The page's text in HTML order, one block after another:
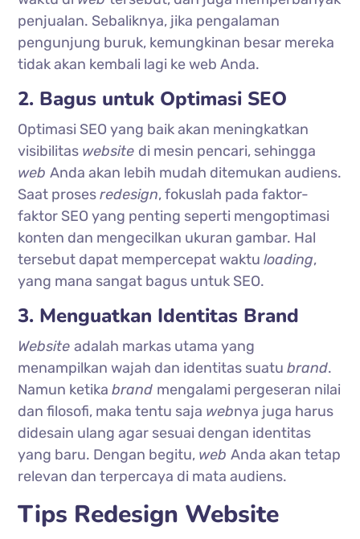
penjualan. Sebaliknya, jika pengalaman
pengunjung buruk, kemungkinan besar mereka
tidak akan kembali lagi ke web Anda.
2. Bagus untuk Optimasi SEO
Optimasi SEO yang baik akan meningkatkan
visibilitas website di mesin pencari, sehingga
webAnda akan lebih mudah ditemukan audiens.
Saat prosesredesign, fokuslah pada faktor-
faktor SEO yang penting seperti mengoptimasi
konten dan mengecilkan ukuran gambar. Hal
tersebut dapat mempercepat waktuloading,
yang mana sangat bagus untuk SEO.
3. Menguatkan Identitas Brand
Websiteadalah markas utama yang
menampilkan wajah dan identitas suatubrand.
Namun ketikabrand mengalami pergeseran nilai
dan filosofi, maka tentu saja webnya juga harus
didesain ulang agar sesuai dengan identitas
yang baru. Dengan begitu, webAnda akan tetap
relevan dan terpercaya di mata audiens.
Tips Redesign Website